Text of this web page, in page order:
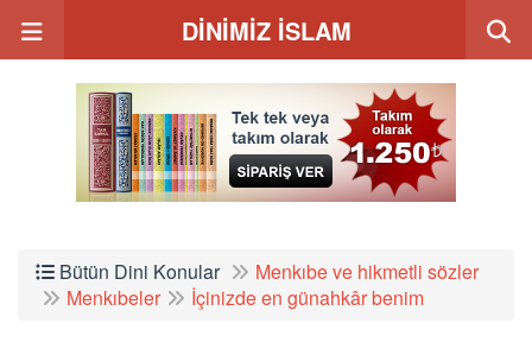
DİNİMİZ İSLAM
Bütün Dini Konular
Menkıbe ve hikmetli sözler
Menkıbeler
İçinizde en günahkâr benim